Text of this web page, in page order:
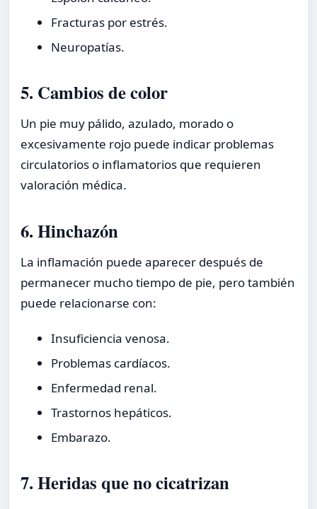
Fracturas por estrés.
Neuropatías.
5. Cambios de color
Un pie muy pálido, azulado, morado o
excesivamente rojo puede indicar problemas
circulatorios o inflamatorios que requieren
valoración médica.
6. Hinchazón
La inflamación puede aparecer después de
permanecer mucho tiempo de pie, pero también
puede relacionarse con:
Insuficiencia venosa.
Problemas cardíacos.
Enfermedad renal.
Trastornos hepáticos.
Embarazo.
7. Heridas que no cicatrizan